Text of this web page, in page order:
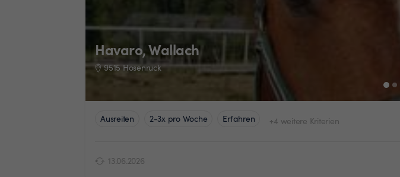
Havaro, Wallach
9515 Hosenruck
Ausreiten 2-3x pro Woche Erfahren +4 weitere Kriterien
13.06.2026